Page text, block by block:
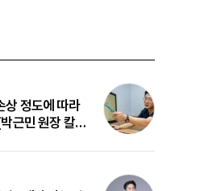
상 정도에 따라
근민 원장 칼